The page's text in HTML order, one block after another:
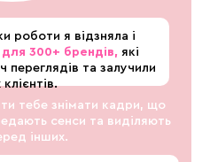
тебе знімати кадри, що
сенси та виділяють
інших.
роботи я відзняла і
300+ брендів, які
переглядів та залучили